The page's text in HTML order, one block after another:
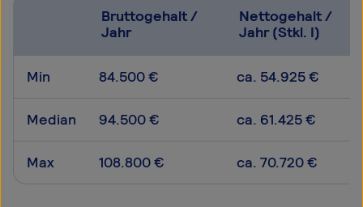
Bruttogehalt /
Jahr
Nettogehalt /
Jahr (Stkl. I)
Min 84.500 € ca. 54.925 €
Median 94.500 € ca. 61.425 €
Max 108.800 € ca. 70.720 €